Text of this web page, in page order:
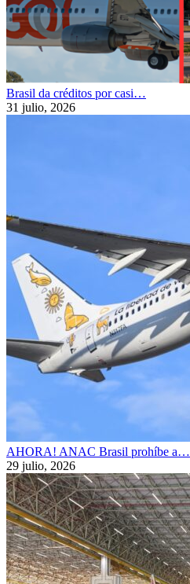
Brasil da créditos por casi…
31 julio, 2026
AHORA! ANAC Brasil prohíbe a…
29 julio, 2026